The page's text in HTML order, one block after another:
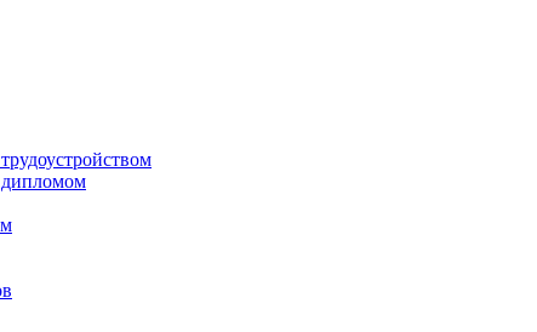
дипломом